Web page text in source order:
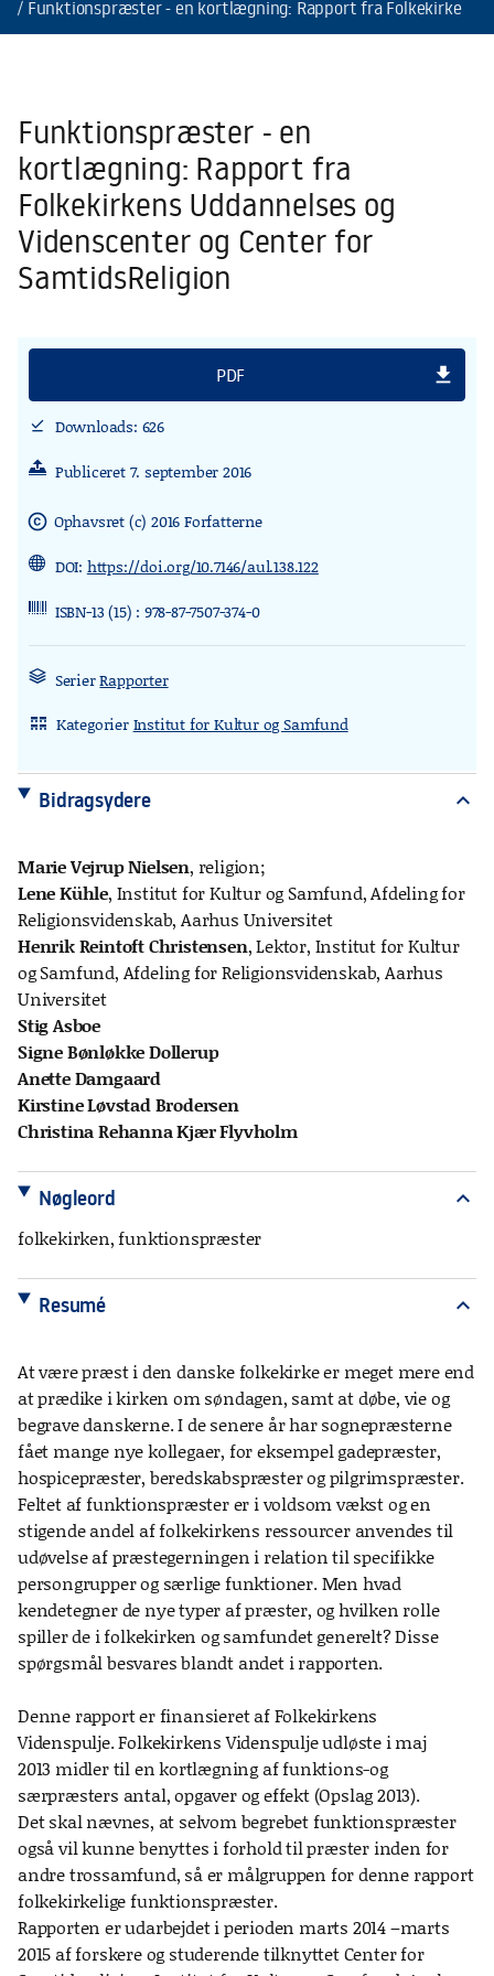
Funktionspræster - en kortlægning: Rapport fra Folkekirkens
Funktionspræster - en
kortlægning: Rapport fra
Folkekirkens Uddannelses og
Videnscenter og Center for
SamtidsReligion
PDF file_download
download_done
Downloads: 626
Publiceret 7. september 2016
copyright Ophavsret (c) 2016 Forfatterne
DOI: https://doi.org/10.7146/aul.138.122
ISBN-13 (15) : 978-87-7507-374-0
SerierRapporter
rdl_stand_desk KategorierInstitut for Kultur og Samfund
Bidragsydere expand_more
Marie Vejrup Nielsen, religion;
Lene Kühle, Institut for Kultur og Samfund, Afdeling for
Religionsvidenskab, Aarhus Universitet
Henrik Reintoft Christensen, Lektor, Institut for Kultur
og Samfund, Afdeling for Religionsvidenskab, Aarhus
Universitet
Stig Asboe
Signe Bønløkke Dollerup
Anette Damgaard
Kirstine Løvstad Brodersen
Christina Rehanna Kjær Flyvholm
Nøgleord expand_more
folkekirken, funktionspræster
Resumé expand_more
At være præst i den danske folkekirke er meget mere end
at prædike i kirken om søndagen, samt at døbe, vie og
begrave danskerne. I de senere år har sognepræsterne
fået mange nye kollegaer, for eksempel gadepræster,
hospicepræster, beredskabspræster og pilgrimspræster.
Feltet af funktionspræster er i voldsom vækst og en
stigende andel af folkekirkens ressourcer anvendes til
udøvelse af præstegerningen i relation til specifikke
persongrupper og særlige funktioner. Men hvad
kendetegner de nye typer af præster, og hvilken rolle
spiller de i folkekirken og samfundet generelt? Disse
spørgsmål besvares blandt andet i rapporten.
Denne rapport er finansieret af Folkekirkens
Videnspulje. Folkekirkens Videnspulje udløste i maj
2013 midler til en kortlægning af funktions-og
særpræsters antal, opgaver og effekt (Opslag 2013).
Det skal nævnes, at selvom begrebet funktionspræster
også vil kunne benyttes i forhold til præster inden for
andre trossamfund, så er målgruppen for denne rapport
folkekirkelige funktionspræster.
Rapporten er udarbejdet i perioden marts 2014 –marts
2015 af forskere og studerende tilknyttet Center for